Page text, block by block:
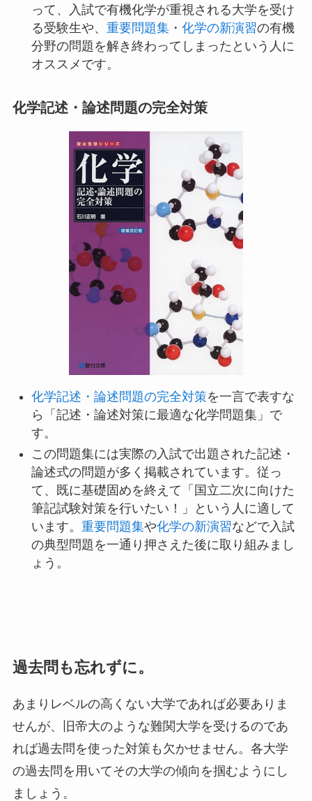
って、入試で有機化学が重視される大学を受け
る受験生や、 重要問題集・ 化学の新演習の有機
分野の問題を解き終わってしまったという人に
オススメです。
化学記述・論述問題の完全対策
化学記述・論述問題の完全対策を一言で表すな
ら「記述・論述対策に最適な化学問題集」で
す。
この問題集には実際の入試で出題された記述・
論述式の問題が多く掲載されています。従っ
て、既に基礎固めを終えて「国立二次に向けた
筆記試験対策を行いたい！」という人に適して
います。 重要問題集や化学の新演習などで入試
の典型問題を一通り押さえた後に取り組みまし
ょう。
過去問も忘れずに。
あまりレベルの高くない大学であれば必要ありま
せんが、旧帝大のような難関大学を受けるのであ
れば過去問を使った対策も欠かせません。各大学
の過去問を用いてその大学の傾向を掴むようにし
ましょう。